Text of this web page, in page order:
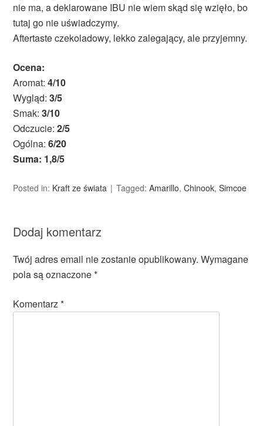
nie ma, a deklarowane IBU nie wiem skąd się wzięło, bo
tutaj go nie uświadczymy.
Aftertaste czekoladowy, lekko zalegający, ale przyjemny.
Ocena:
Aromat:4/10
Wygląd:3/5
Smak:3/10
Odczucie:2/5
Ogólna:6/20
Suma: 1,8/5
Posted in: Kraft ze świata Tagged:Amarillo,Chinook,Simcoe
Dodaj komentarz
Twój adres email nie zostanie opublikowany. Wymagane
pola są oznaczone*
Komentarz*